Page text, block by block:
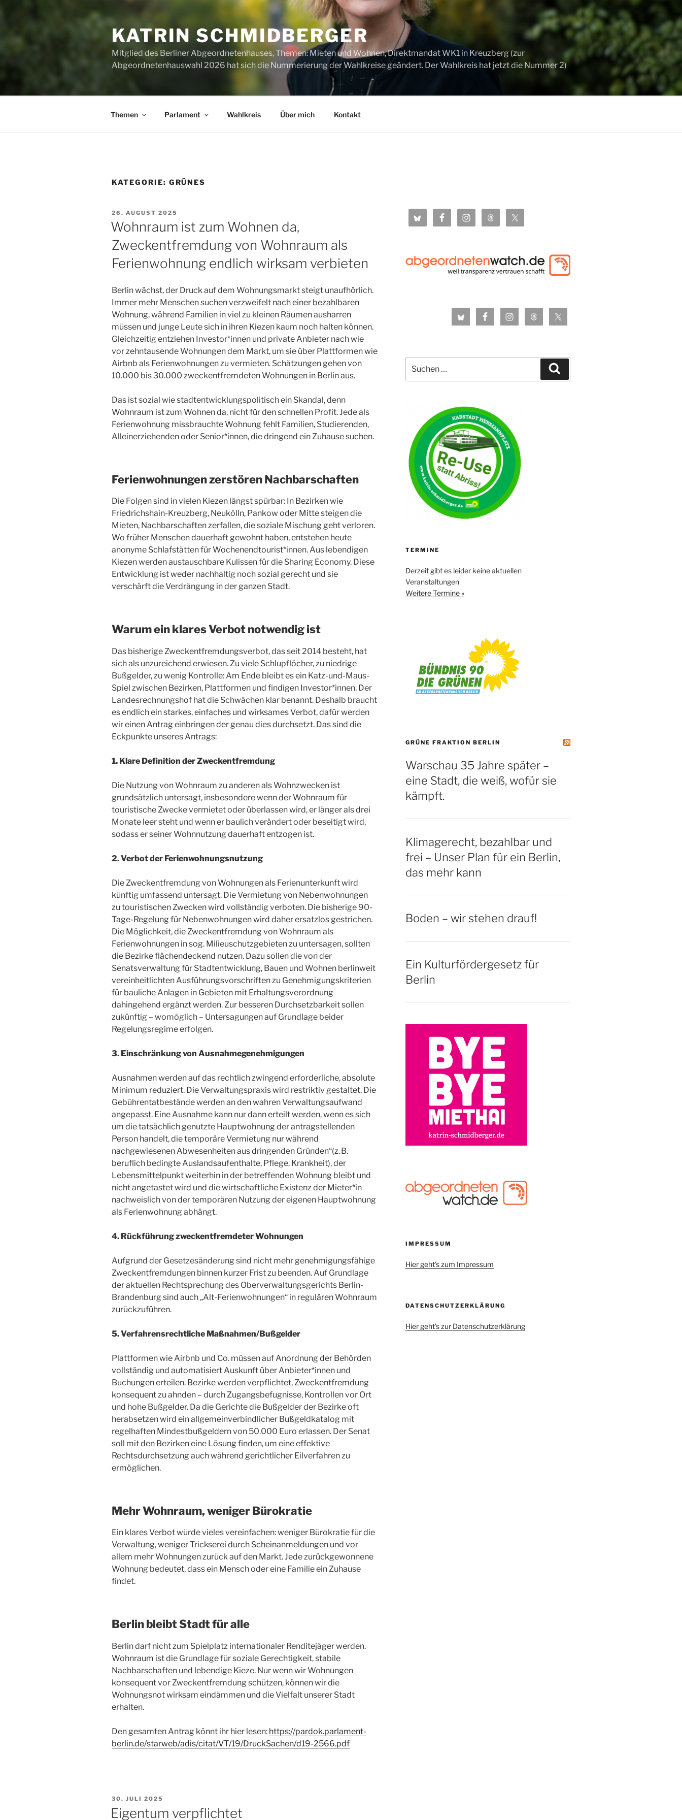
KATRIN SCHMIDBERGER
Mitglied des Berliner Abgeordnetenhauses, Themen: Mieten und Wohnen, Direktmandat WK1 in Kreuzberg (zur
Abgeordnetenhauswahl 2026 hat sich die Nummerierung der Wahlkreise geändert. Der Wahlkreis hat jetzt die Nummer 2)
Themen Parlament Wahlkreis Über mich Kontakt
KATEGORIE: GRÜNES
VERÖFFENTLICHT
AM
26. AUGUST 2025
Wohnraum ist zum Wohnen da,
Zweckentfremdung von Wohnraum als
Ferienwohnung endlich wirksam verbieten
Berlin wächst, der Druck auf dem Wohnungsmarkt steigt unaufhörlich.
Immer mehr Menschen suchen verzweifelt nach einer bezahlbaren
Wohnung, während Familien in viel zu kleinen Räumen ausharren
müssen und junge Leute sich in ihren Kiezen kaum noch halten können.
Gleichzeitig entziehen Investor*innen und private Anbieter nach wie
vor zehntausende Wohnungen dem Markt, um sie über Plattformen wie
Airbnb als Ferienwohnungen zu vermieten. Schätzungen gehen von
10.000 bis 30.000 zweckentfremdeten Wohnungen in Berlin aus.
Das ist sozial wie stadtentwicklungspolitisch ein Skandal, denn
Wohnraum ist zum Wohnen da, nicht für den schnellen Profit. Jede als
Ferienwohnung missbrauchte Wohnung fehlt Familien, Studierenden,
Alleinerziehenden oder Senior*innen, die dringend ein Zuhause suchen.
Ferienwohnungen zerstören Nachbarschaften
Die Folgen sind in vielen Kiezen längst spürbar: In Bezirken wie
Friedrichshain-Kreuzberg, Neukölln, Pankow oder Mitte steigen die
Mieten, Nachbarschaften zerfallen, die soziale Mischung geht verloren.
Wo früher Menschen dauerhaft gewohnt haben, entstehen heute
anonyme Schlafstätten für Wochenendtourist*innen. Aus lebendigen
Kiezen werden austauschbare Kulissen für die Sharing Economy. Diese
Entwicklung ist weder nachhaltig noch sozial gerecht und sie
verschärft die Verdrängung in der ganzen Stadt.
Warum ein klares Verbot notwendig ist
Das bisherige Zweckentfremdungsverbot, das seit 2014 besteht, hat
sich als unzureichend erwiesen. Zu viele Schlupflöcher, zu niedrige
Bußgelder, zu wenig Kontrolle: Am Ende bleibt es ein Katz-und-Maus-
Spiel zwischen Bezirken, Plattformen und findigen Investor*innen. Der
Landesrechnungshof hat die Schwächen klar benannt. Deshalb braucht
es endlich ein starkes, einfaches und wirksames Verbot, dafür werden
wir einen Antrag einbringen der genau dies durchsetzt. Das sind die
Eckpunkte unseres Antrags:
1. Klare Definition der Zweckentfremdung
Die Nutzung von Wohnraum zu anderen als Wohnzwecken ist
grundsätzlich untersagt, insbesondere wenn der Wohnraum für
touristische Zwecke vermietet oder überlassen wird, er länger als drei
Monate leer steht und wenn er baulich verändert oder beseitigt wird,
sodass er seiner Wohnnutzung dauerhaft entzogen ist.
2. Verbot der Ferienwohnungsnutzung
Die Zweckentfremdung von Wohnungen als Ferienunterkunft wird
künftig umfassend untersagt. Die Vermietung von Nebenwohnungen
zu touristischen Zwecken wird vollständig verboten. Die bisherige 90-
Tage-Regelung für Nebenwohnungen wird daher ersatzlos gestrichen.
Die Möglichkeit, die Zweckentfremdung von Wohnraum als
Ferienwohnungen in sog. Milieuschutzgebieten zu untersagen, sollten
die Bezirke flächendeckend nutzen. Dazu sollen die von der
Senatsverwaltung für Stadtentwicklung, Bauen und Wohnen berlinweit
vereinheitlichten Ausführungsvorschriften zu Genehmigungskriterien
für bauliche Anlagen in Gebieten mit Erhaltungsverordnung
dahingehend ergänzt werden. Zur besseren Durchsetzbarkeit sollen
zukünftig – womöglich – Untersagungen auf Grundlage beider
Regelungsregime erfolgen.
3. Einschränkung von Ausnahmegenehmigungen
Ausnahmen werden auf das rechtlich zwingend erforderliche, absolute
Minimum reduziert. Die Verwaltungspraxis wird restriktiv gestaltet. Die
Gebührentatbestände werden an den wahren Verwaltungsaufwand
angepasst. Eine Ausnahme kann nur dann erteilt werden, wenn es sich
um die tatsächlich genutzte Hauptwohnung der antragstellenden
Person handelt, die temporäre Vermietung nur während
nachgewiesenen Abwesenheiten aus dringenden Gründen“(z. B.
beruflich bedingte Auslandsaufenthalte, Pflege, Krankheit), der
Lebensmittelpunkt weiterhin in der betreffenden Wohnung bleibt und
nicht angetastet wird und die wirtschaftliche Existenz der Mieter*in
nachweislich von der temporären Nutzung der eigenen Hauptwohnung
als Ferienwohnung abhängt.
4. Rückführung zweckentfremdeter Wohnungen
Aufgrund der Gesetzesänderung sind nicht mehr genehmigungsfähige
Zweckentfremdungen binnen kurzer Frist zu beenden. Auf Grundlage
der aktuellen Rechtsprechung des Oberverwaltungsgerichts Berlin-
Brandenburg sind auch „Alt-Ferienwohnungen“ in regulären Wohnraum
zurückzuführen.
5. Verfahrensrechtliche Maßnahmen/Bußgelder
Plattformen wie Airbnb und Co. müssen auf Anordnung der Behörden
vollständig und automatisiert Auskunft über Anbieter*innen und
Buchungen erteilen. Bezirke werden verpflichtet, Zweckentfremdung
konsequent zu ahnden – durch Zugangsbefugnisse, Kontrollen vor Ort
und hohe Bußgelder. Da die Gerichte die Bußgelder der Bezirke oft
herabsetzen wird ein allgemeinverbindlicher Bußgeldkatalog mit
regelhaften Mindestbußgeldern von 50.000 Euro erlassen. Der Senat
soll mit den Bezirken eine Lösung finden, um eine effektive
Rechtsdurchsetzung auch während gerichtlicher Eilverfahren zu
ermöglichen.
Mehr Wohnraum, weniger Bürokratie
Ein klares Verbot würde vieles vereinfachen: weniger Bürokratie für die
Verwaltung, weniger Trickserei durch Scheinanmeldungen und vor
allem mehr Wohnungen zurück auf den Markt. Jede zurückgewonnene
Wohnung bedeutet, dass ein Mensch oder eine Familie ein Zuhause
findet.
Berlin bleibt Stadt für alle
Berlin darf nicht zum Spielplatz internationaler Renditejäger werden.
Wohnraum ist die Grundlage für soziale Gerechtigkeit, stabile
Nachbarschaften und lebendige Kieze. Nur wenn wir Wohnungen
konsequent vor Zweckentfremdung schützen, können wir die
Wohnungsnot wirksam eindämmen und die Vielfalt unserer Stadt
erhalten.
Den gesamten Antrag könnt ihr hier lesen: https://pardok.parlament-
berlin.de/starweb/adis/citat/VT/19/DruckSachen/d19-2566.pdf
VERÖFFENTLICHT
30. JULI 2025
Eigentum verpflichtet
nach:
TERMINE
Derzeit gibt es leider keine aktuellen
Veranstaltungen
Weitere Termine »
GRÜNE FRAKTION BERLIN
Warschau 35 Jahre später –
eine Stadt, die weiß, wofür sie
kämpft.
Klimagerecht, bezahlbar und
frei – Unser Plan für ein Berlin,
das mehr kann
Boden – wir stehen drauf!
Ein Kulturfördergesetz für
Berlin
IMPRESSUM
Hier geht’s zum Impressum
DATENSCHUTZERKLÄRUNG
Hier geht’s zur Datenschutzerklärung